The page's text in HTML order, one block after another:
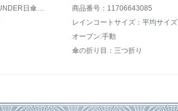
バナナの下でBAANA UNDER日傘屋外日傘女性用紫外線防止折りたたみ傘晴雨兼用ミニ小黒傘シリーズ 商品番号：11706643085
レインコートサイズ：平均サイズ
オープン:手動
傘の折り目：三つ折り